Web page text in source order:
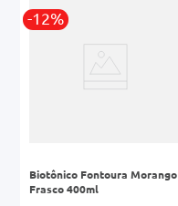
-12%
Biotônico Fontoura Morango
Frasco 400ml